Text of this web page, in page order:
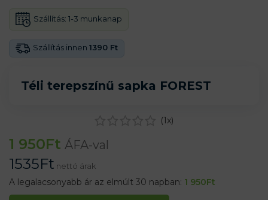
Téli terepszínű sapka FOREST
Szállítás innen 1390 Ft
Szállítás: 1-3 munkanap
(1x)
1 950Ft ÁFA-val
1535Ft nettó árak
A legalacsonyabb ár az elmúlt 30 napban: 1 950Ft